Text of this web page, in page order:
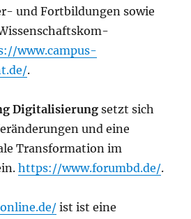
und Fortbildungen sowie
www.campus-
.
Digitalisierung setzt sich
und eine
Transformation im
https://www.forumbd.de/.
ist ist eine